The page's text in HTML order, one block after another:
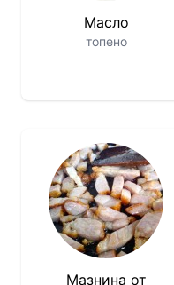
Масло
топено
Мазнина от